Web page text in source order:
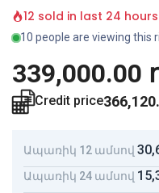
12 sold in last 24 hours
10 people are viewing this
339,000.00
Credit price
Ապառիկ 12 ամսով
Ապառիկ 24 ամսով